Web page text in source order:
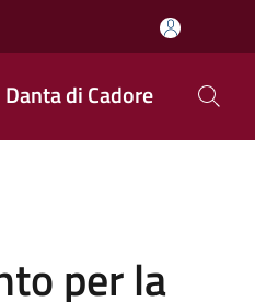
di Cadore
per la